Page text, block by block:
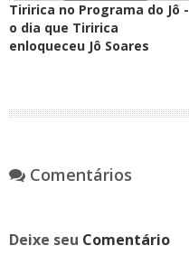
Tiririca no Programa do Jô -
o dia que Tiririca
enloqueceu Jô Soares
Comentários
Deixe seu Comentário